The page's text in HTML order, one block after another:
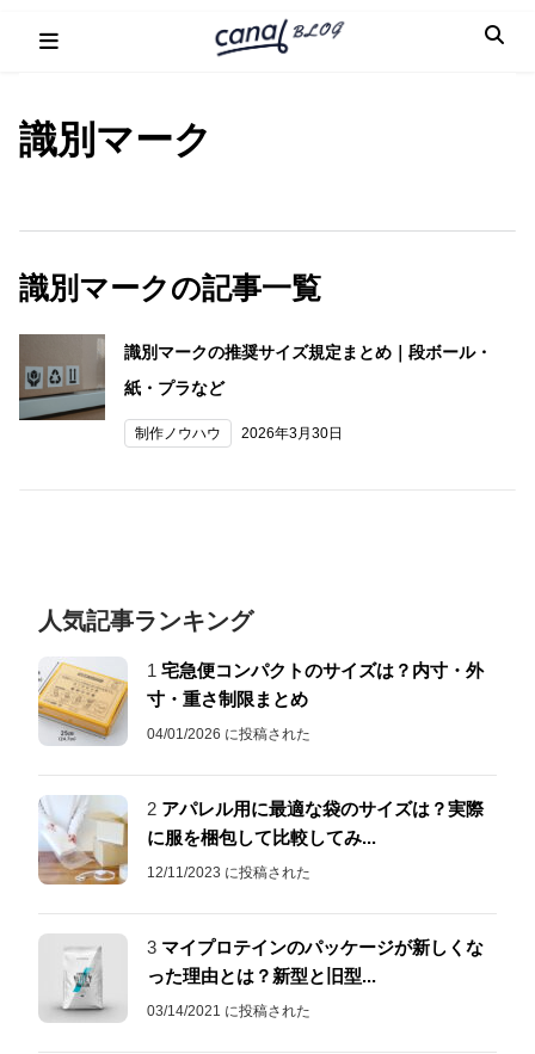
識別マーク
識別マークの記事一覧
識別マークの推奨サイズ規定まとめ｜段ボール・
紙・プラなど
制作ノウハウ 2026年3月30日
人気記事ランキング
1 宅急便コンパクトのサイズは？内寸・外
寸・重さ制限まとめ
04/01/2026 に投稿された
2 アパレル用に最適な袋のサイズは？実際
に服を梱包して比較してみ...
12/11/2023 に投稿された
3 マイプロテインのパッケージが新しくな
った理由とは？新型と旧型...
03/14/2021 に投稿された